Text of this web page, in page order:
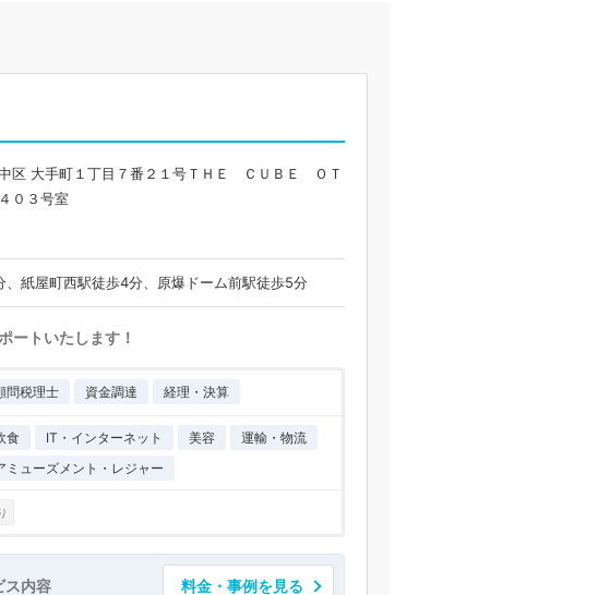
区 大手町１丁目７番２１号ＴＨＥ ＣＵＢＥ ＯＴ
０３号室
、紙屋町西駅徒歩4分、原爆ドーム前駅徒歩5分
ートいたします！
問税理士 資金調達 経理・決算
食 IT・インターネット 美容
運輸・物流
ミューズメント・レジャー
ス内容 料金・事例を見る